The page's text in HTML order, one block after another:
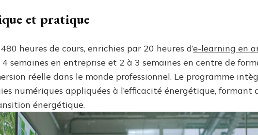
et pratique
heures de cours, enrichies par 20 heures d’e-learning en
semaines en entreprise et 2 à 3 semaines en centre de
réelle dans le monde professionnel. Le programme
numériques appliquées à l’efficacité énergétique, formant
énergétique.